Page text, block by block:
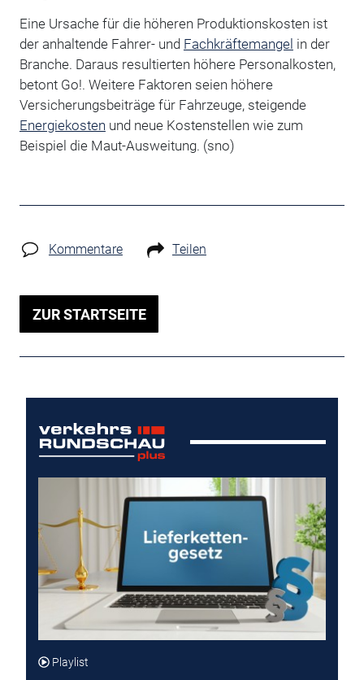
Eine Ursache für die höheren Produktionskosten ist
der anhaltende Fahrer- und Fachkräftemangel in der
Branche. Daraus resultierten höhere Personalkosten,
betont Go!. Weitere Faktoren seien höhere
Versicherungsbeiträge für Fahrzeuge, steigende
Energiekosten und neue Kostenstellen wie zum
Beispiel die Maut-Ausweitung. (sno)
Kommentare Teilen
ZUR STARTSEITE
Playlist